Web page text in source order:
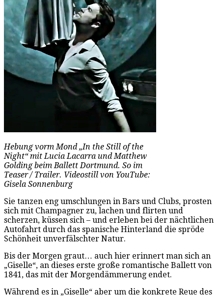
Hebung vorm Mond „In the Still of the
Night“ mit Lucia Lacarra und Matthew
Golding beim Ballett Dortmund. So im
Teaser / Trailer. Videostill von YouTube:
Gisela Sonnenburg
Sie tanzen eng umschlungen in Bars und Clubs, prosten
sich mit Champagner zu, lachen und flirten und
scherzen, küssen sich – und erleben bei der nächtlichen
Autofahrt durch das spanische Hinterland die spröde
Schönheit unverfälschter Natur.
Bis der Morgen graut… auch hier erinnert man sich an
„Giselle“, an dieses erste große romantische Ballett von
1841, das mit der Morgendämmerung endet.
Während es in „Giselle“ aber um die konkrete Reue des